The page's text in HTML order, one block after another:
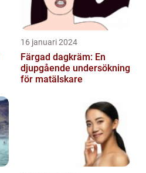
16 januari 2024
Färgad dagkräm: En
djupgående undersökning
för matälskare